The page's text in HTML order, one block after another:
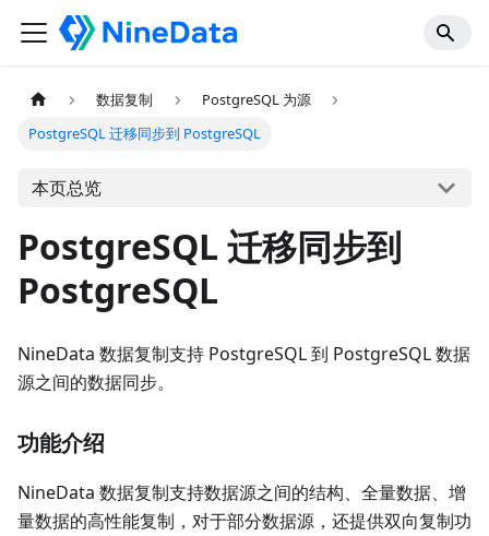
数据复制
PostgreSQL 为源
PostgreSQL 迁移同步到 PostgreSQL
本页总览
PostgreSQL 迁移同步到
PostgreSQL
NineData 数据复制支持 PostgreSQL 到 PostgreSQL 数据
源之间的数据同步。
功能介绍
NineData 数据复制支持数据源之间的结构、全量数据、增
量数据的高性能复制，对于部分数据源，还提供双向复制功